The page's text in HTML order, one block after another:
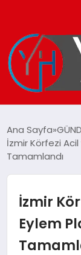
YAŞAM
Ana Sayfa
İzmir Körfezi Acil
Tamamlandı
İzmir
Eylem